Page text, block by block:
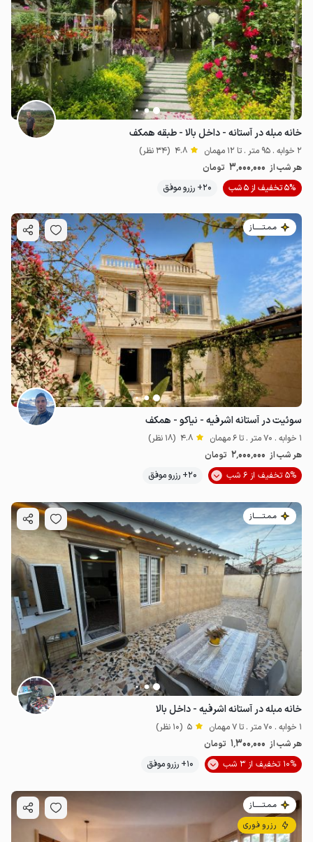
میلیون ت
خانه مبله در آستانه - داخل بالا - طبقه همکف
2 خوابه . 95 متر . تا 12 مهمان 4.8 (34 نظر)
هر شب از 3٬000٬000 تومان
5% تخفیف از 5 شب
20+ رزرو موفق
مـمـتــــــاز
سوئیت در آستانه اشرفیه - نیاکو - همکف
1 خوابه . 70 متر . تا 6 مهمان 4.8 (18 نظر)
هر شب از 2٬000٬000 تومان
5% تخفیف از 6 شب
20+ رزرو موفق
مـمـتــــــاز
خانه مبله در آستانه اشرفیه - داخل بالا
1 خوابه . 70 متر . تا 7 مهمان 5 (10 نظر)
هر شب از 1٬300٬000 تومان
10% تخفیف از 3 شب
10+ رزرو موفق
مـمـتــــــاز
رزرو فوری